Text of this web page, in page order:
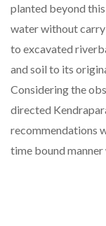
planted beyond
water without
to excavated
and soil to its
Considering the
directed
recommendations
time bound